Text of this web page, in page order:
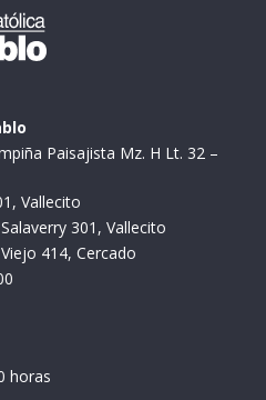
Paisajista Mz. H Lt. 32 –
Vallecito
301, Vallecito
414, Cercado
horas